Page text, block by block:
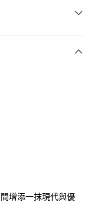
增添一抹現代與優